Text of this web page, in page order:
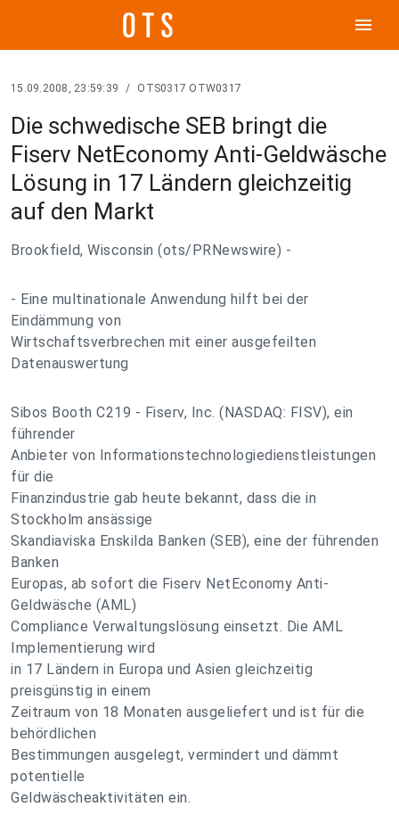
menu
15.09.2008, 23:59:39 / OTS0317 OTW0317
Die schwedische SEB bringt die
Fiserv NetEconomy Anti-Geldwäsche
Lösung in 17 Ländern gleichzeitig
auf den Markt
Brookfield, Wisconsin (ots/PRNewswire) -
- Eine multinationale Anwendung hilft bei der
Eindämmung von
Wirtschaftsverbrechen mit einer ausgefeilten
Datenauswertung
Sibos Booth C219 - Fiserv, Inc. (NASDAQ: FISV), ein
führender
Anbieter von Informationstechnologiedienstleistungen
für die
Finanzindustrie gab heute bekannt, dass die in
Stockholm ansässige
Skandiaviska Enskilda Banken (SEB), eine der führenden
Banken
Europas, ab sofort die Fiserv NetEconomy Anti-
Geldwäsche (AML)
Compliance Verwaltungslösung einsetzt. Die AML
Implementierung wird
in 17 Ländern in Europa und Asien gleichzeitig
preisgünstig in einem
Zeitraum von 18 Monaten ausgeliefert und ist für die
behördlichen
Bestimmungen ausgelegt, vermindert und dämmt
potentielle
Geldwäscheaktivitäten ein.